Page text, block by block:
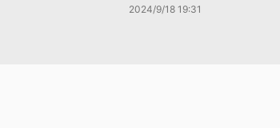
2024/9/18 19:31